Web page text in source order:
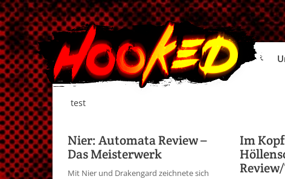
test
Nier: Automata Review –
Das Meisterwerk
Mit Nier und Drakengard zeichnete sich
Im